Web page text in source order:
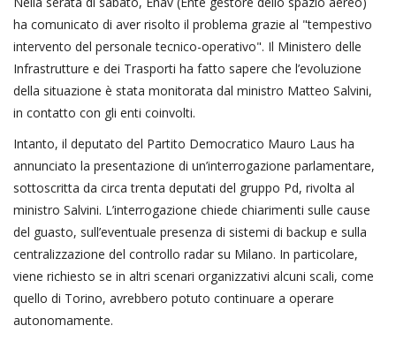
ha comunicato di aver risolto il problema grazie al "tempestivo
intervento del personale tecnico-operativo". Il Ministero delle
Infrastrutture e dei Trasporti ha fatto sapere che l’evoluzione
della situazione è stata monitorata dal ministro Matteo Salvini,
in contatto con gli enti coinvolti.
Intanto, il deputato del Partito Democratico Mauro Laus ha
annunciato la presentazione di un’interrogazione parlamentare,
sottoscritta da circa trenta deputati del gruppo Pd, rivolta al
ministro Salvini. L’interrogazione chiede chiarimenti sulle cause
del guasto, sull’eventuale presenza di sistemi di backup e sulla
centralizzazione del controllo radar su Milano. In particolare,
viene richiesto se in altri scenari organizzativi alcuni scali, come
quello di Torino, avrebbero potuto continuare a operare
autonomamente.